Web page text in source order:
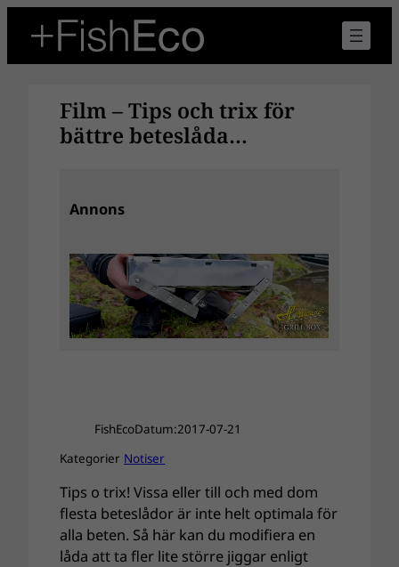
innehåll
Film – Tips och trix för
bättre beteslåda…
Annons
FishEcoDatum:2017-07-21
Kategorier Notiser
Tips o trix! Vissa eller till och med dom
flesta beteslådor är inte helt optimala för
alla beten. Så här kan du modifiera en
låda att ta fler lite större jiggar enligt